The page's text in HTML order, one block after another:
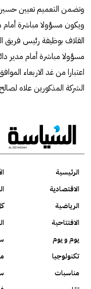
وتضمن التعميم تعيين
ويكون مسؤولا مباشرة أمام
القلاف بوظيفة رئيس فريق
مسؤولا مباشرة أمام مدير
الشركة المذكورين علاه
الرئيسية
الاقتصادية
الرياضية
الافتتاحية
يوم و يوم
تكنولوجيا
مناسبات